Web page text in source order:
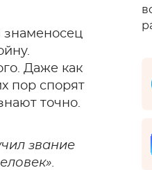
знаменосец
Даже как
пор спорят
точно.
звание